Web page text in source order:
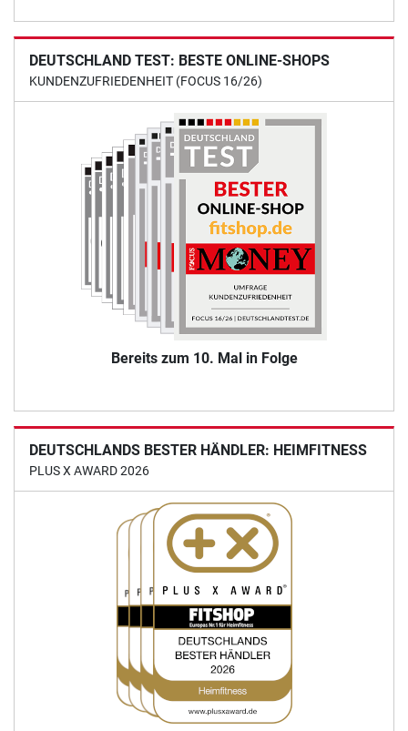
DEUTSCHLAND TEST: BESTE ONLINE-SHOPS
KUNDENZUFRIEDENHEIT (FOCUS 16/26)
Bereits zum 10. Mal in Folge
DEUTSCHLANDS BESTER HÄNDLER: HEIMFITNESS
PLUS X AWARD 2026